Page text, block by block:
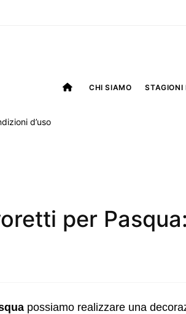
CHI SIAMO STAGIONI
d’uso
per
possiamo realizzare una